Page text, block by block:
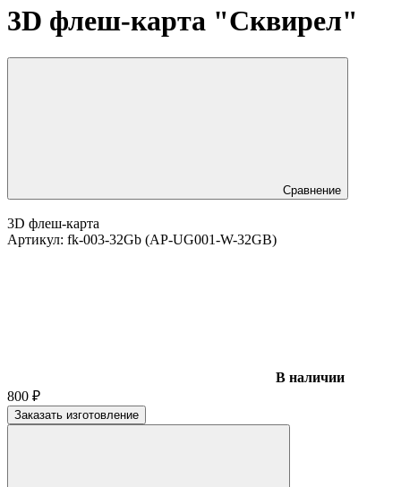
3D флеш-карта "Сквирел"
Сравнение
3D флеш-карта
Артикул: fk-003-32Gb (AP-UG001-W-32GB)
В наличии
800 ₽
Заказать изготовление